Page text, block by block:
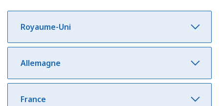
Royaume-Uni
Allemagne
France